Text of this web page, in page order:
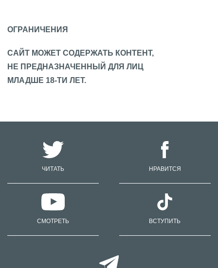
ОГРАНИЧЕНИЯ
САЙТ МОЖЕТ СОДЕРЖАТЬ КОНТЕНТ,
НЕ ПРЕДНАЗНАЧЕННЫЙ ДЛЯ ЛИЦ
МЛАДШЕ 18-ТИ ЛЕТ.
ЧИТАТЬ НРАВИТСЯ
СМОТРЕТЬ ВСТУПИТЬ